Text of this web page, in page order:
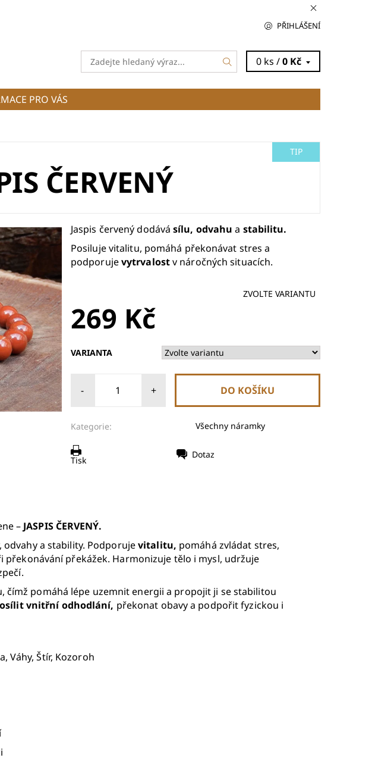
PŘIHLÁŠENÍ
0 ks /0 Kč
PRO VÁS
TIP
ČERVENÝ
Jaspis červený dodávásílu, odvahu a stabilitu.
Posiluje vitalitu, pomáhá překonávat stres a
podporujevytrvalostv náročných situacích.
ZVOLTE VARIANTU
269 Kč
VARIANTA
- +
Kategorie: Všechny náramky
Tisk
Dotaz
– JASPIS ČERVENÝ.
odvahy a stability. Podporujevitalitu, pomáhá zvládat stres,
překážek. Harmonizuje tělo i mysl, udržuje
čímž pomáhá lépe uzemnit energii a propojit ji se stabilitou
vnitřní odhodlání, překonat obavy a podpořit fyzickou i
Váhy, Štír, Kozoroh